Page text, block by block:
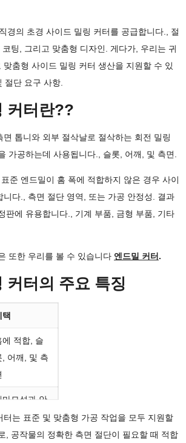
경의 초경 사이드 밀링 커터를 공급합니다., 절
팅, 그리고 맞춤형 디자인. 게다가, 우리는 귀
춤형 사이드 밀링 커터 생산을 지원할 수 있
절단 요구 사항.
커터란??
톱니와 외부 절삭날로 절삭하는 회전 밀링
가공하는데 사용됩니다., 슬롯, 어깨, 및 측면.
준 엔드밀이 홈 폭에 적합하지 않은 경우 사이
니다., 측면 절단 영역, 또는 가공 안정성. 결과
판에 유용합니다., 기계 부품, 금형 부품, 기타
또한 우리를 볼 수 있습니다 엔드밀 커터 .
커터의 주요 특징
택
에 적합, 슬
, 어깨, 및 측
마모성과 안
적인 절삭을
원합니다.
터는 표준 및 맞춤형 가공 작업을 모두 지원할
, 공작물의 정확한 측면 절단이 필요할 때 적합